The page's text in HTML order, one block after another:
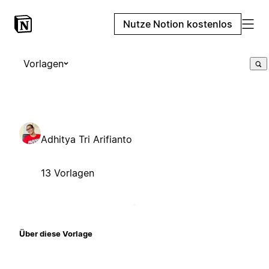
Nutze Notion kostenlos
Vorlagen
Adhitya Tri Arifianto
13 Vorlagen
Über diese Vorlage